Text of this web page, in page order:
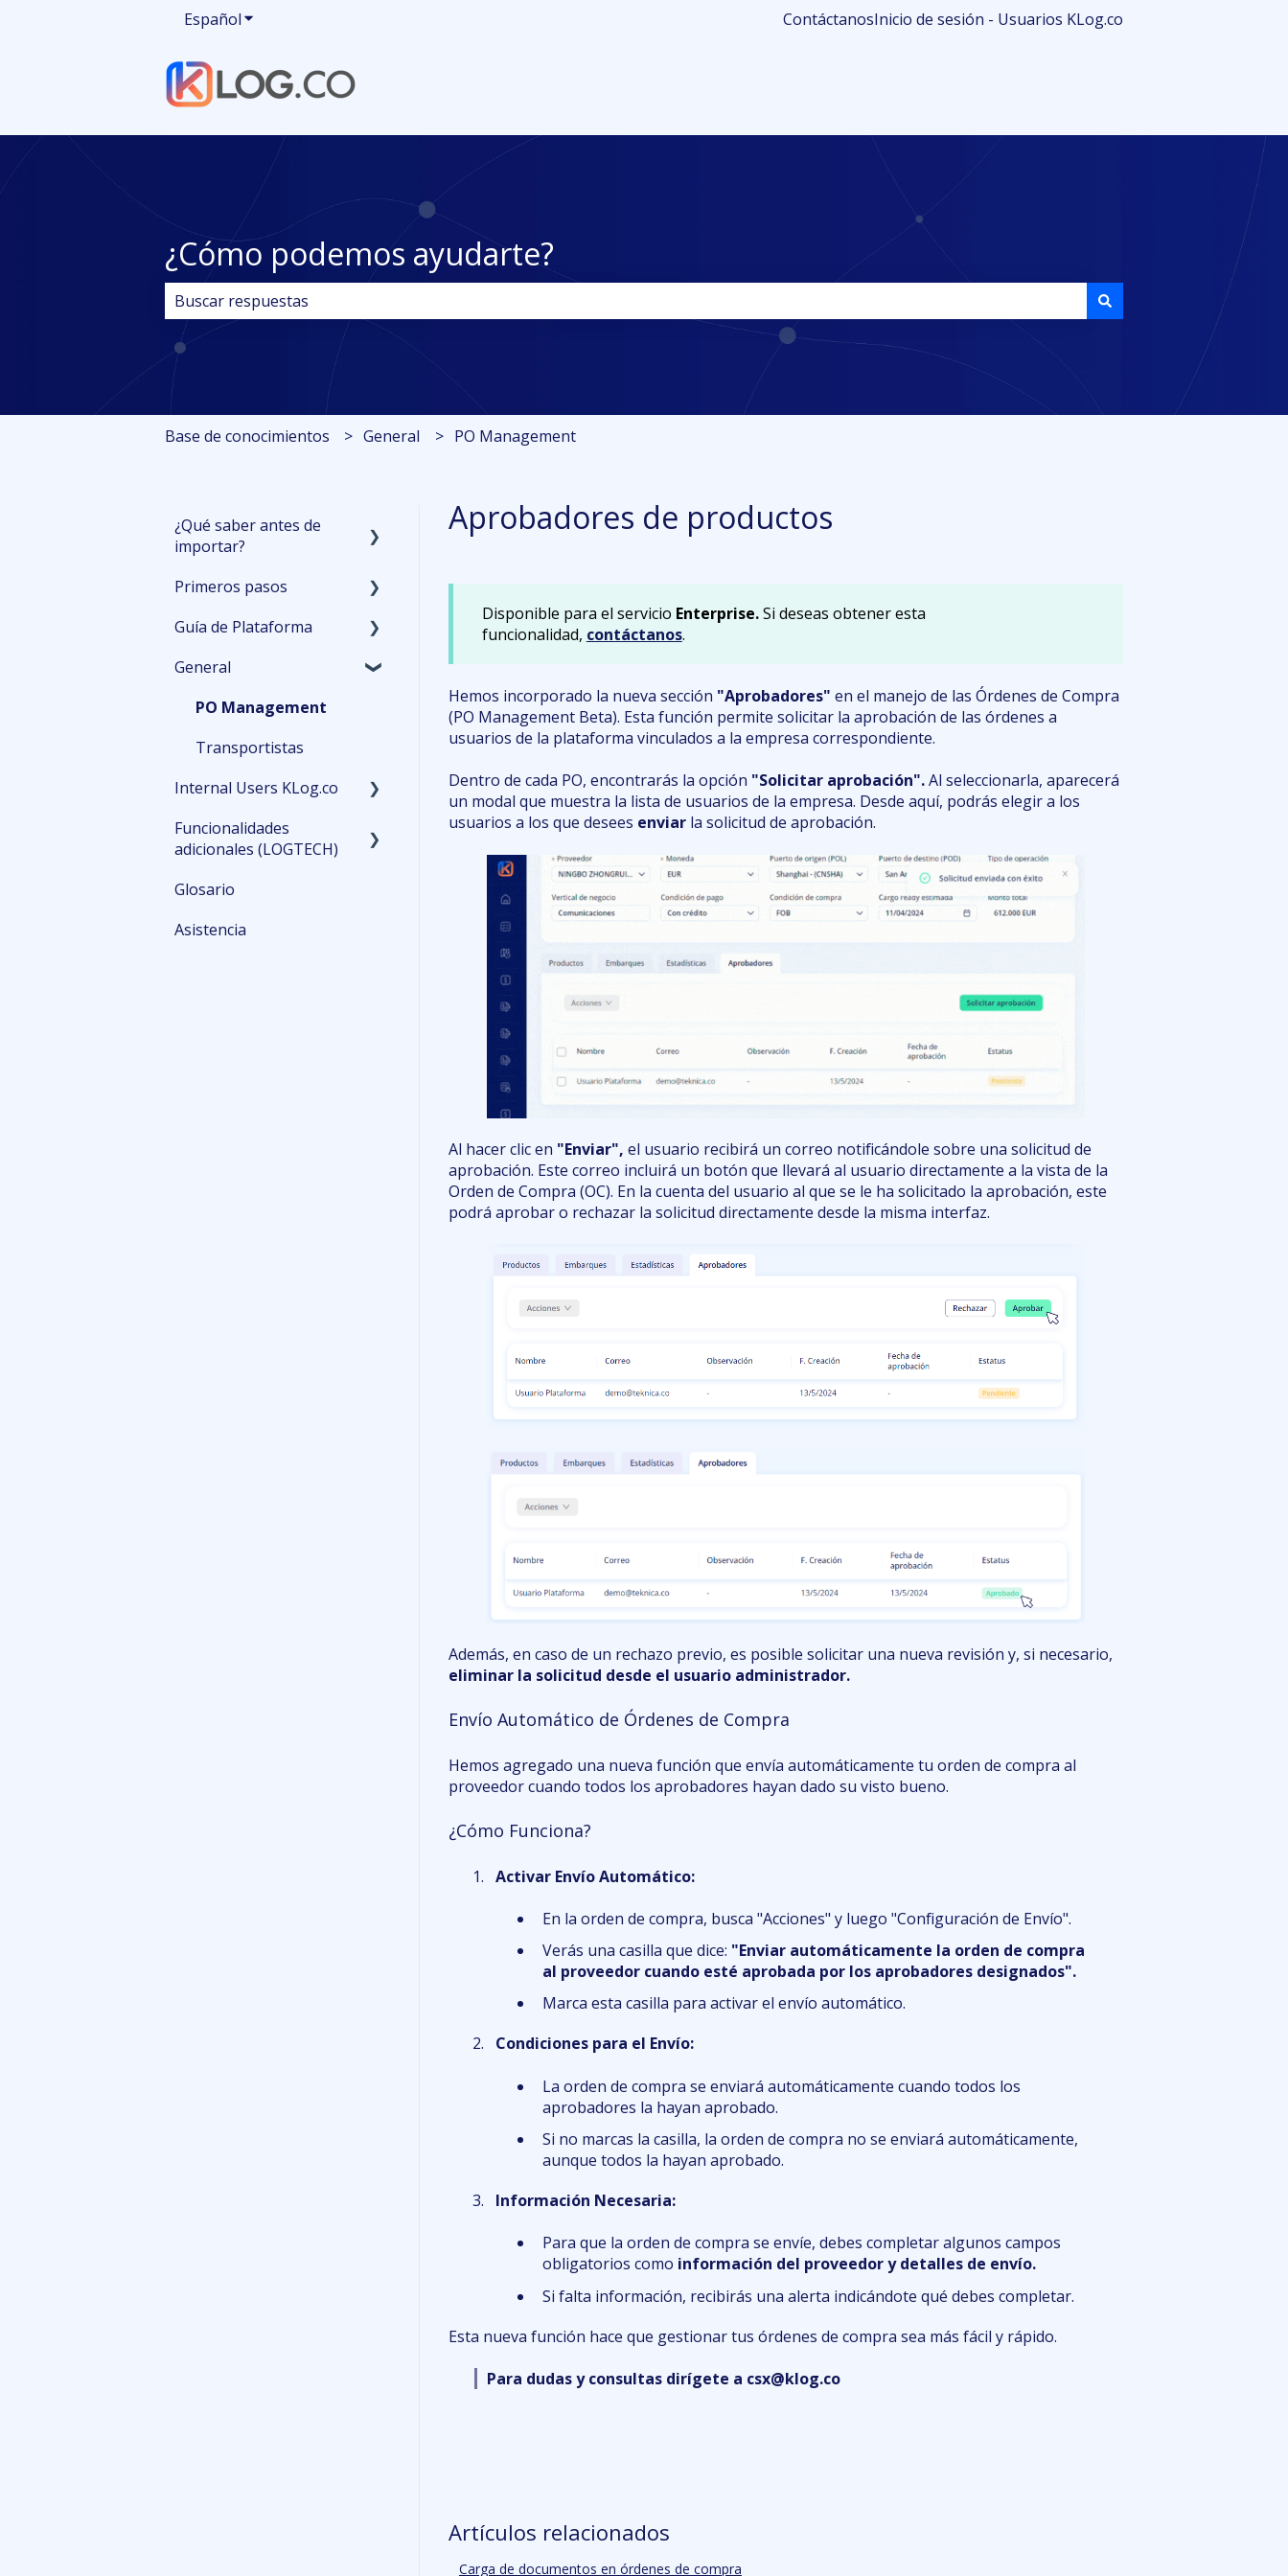
EspañolTraducciones de Mostrar submenú de ContáctanosInicio de sesión - Usuarios KLog.co
¿Cómo podemos ayudarte?
No hay sugerencias porque el campo de búsqueda está vacío.
Base de conocimientos General PO Management
Aprobadores de productos
Disponible para el servicio Enterprise.Si deseas obtener esta
funcionalidad, contáctanos.
Hemos incorporado la nueva sección "Aprobadores" en el manejo de las Órdenes de Compra
(PO Management Beta). Esta función permite solicitar la aprobación de las órdenes a
usuarios de la plataforma vinculados a la empresa correspondiente.
Dentro de cada PO, encontrarás la opción "Solicitar aprobación".Al seleccionarla, aparecerá
un modal que muestra la lista de usuarios de la empresa. Desde aquí, podrás elegir a los
usuarios a los que desees enviar la solicitud de aprobación.
Al hacer clic en "Enviar", el usuario recibirá un correo notificándole sobre una solicitud de
aprobación. Este correo incluirá un botón que llevará al usuario directamente a la vista de la
Orden de Compra (OC). En la cuenta del usuario al que se le ha solicitado la aprobación, este
podrá aprobar o rechazar la solicitud directamente desde la misma interfaz.
Además, en caso de un rechazo previo, es posible solicitar una nueva revisión y, si necesario,
eliminar la solicitud desde el usuario administrador.
Envío Automático de Órdenes de Compra
Hemos agregado una nueva función que envía automáticamente tu orden de compra al
proveedor cuando todos los aprobadores hayan dado su visto bueno.
¿Cómo Funciona?
Activar Envío Automático:
En la orden de compra, busca "Acciones" y luego "Configuración de Envío".
Verás una casilla que dice: "Enviar automáticamente la orden de compra
al proveedor cuando esté aprobada por los aprobadores designados".
Marca esta casilla para activar el envío automático.
Condiciones para el Envío:
La orden de compra se enviará automáticamente cuando todos los
aprobadores la hayan aprobado.
Si no marcas la casilla, la orden de compra no se enviará automáticamente,
aunque todos la hayan aprobado.
Información Necesaria:
Para que la orden de compra se envíe, debes completar algunos campos
obligatorios como información del proveedor y detalles de envío.
Si falta información, recibirás una alerta indicándote qué debes completar.
Esta nueva función hace que gestionar tus órdenes de compra sea más fácil y rápido.
Para dudas y consultas dirígete a csx@klog.co
Artículos relacionados
Carga de documentos en órdenes de compra
¿Qué saber antes de
importar?
Planeación
Primeros detalles
Aduana
Primeros pasos
Cotizaciones
Activación del embarque
Pagos
Guía de Plataforma
Inicio
Embarques
Gestión
Finanzas
Reportería
General
PO Management
Transportistas
Internal Users KLog.co
Customer Service Guide
Funcionalidades
adicionales (LOGTECH)
Órdenes de Compra
Costeo
Glosario
Asistencia